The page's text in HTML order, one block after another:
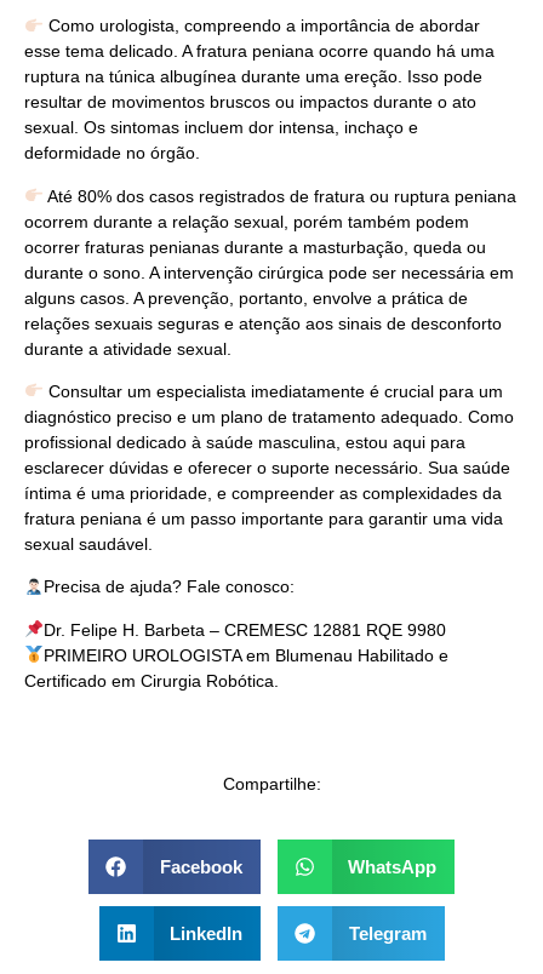
Como urologista, compreendo a importância de abordar
esse tema delicado. A fratura peniana ocorre quando há uma
ruptura na túnica albugínea durante uma ereção. Isso pode
resultar de movimentos bruscos ou impactos durante o ato
sexual. Os sintomas incluem dor intensa, inchaço e
deformidade no órgão.
Até 80% dos casos registrados de fratura ou ruptura peniana
ocorrem durante a relação sexual, porém também podem
ocorrer fraturas penianas durante a masturbação, queda ou
durante o sono. A intervenção cirúrgica pode ser necessária em
alguns casos. A prevenção, portanto, envolve a prática de
relações sexuais seguras e atenção aos sinais de desconforto
durante a atividade sexual.
Consultar um especialista imediatamente é crucial para um
diagnóstico preciso e um plano de tratamento adequado. Como
profissional dedicado à saúde masculina, estou aqui para
esclarecer dúvidas e oferecer o suporte necessário. Sua saúde
íntima é uma prioridade, e compreender as complexidades da
fratura peniana é um passo importante para garantir uma vida
sexual saudável.
Precisa de ajuda? Fale conosco:
Dr. Felipe H. Barbeta – CREMESC 12881 RQE 9980
PRIMEIRO UROLOGISTA em Blumenau Habilitado e
Certificado em Cirurgia Robótica.
Compartilhe:
Facebook WhatsApp
LinkedIn Telegram